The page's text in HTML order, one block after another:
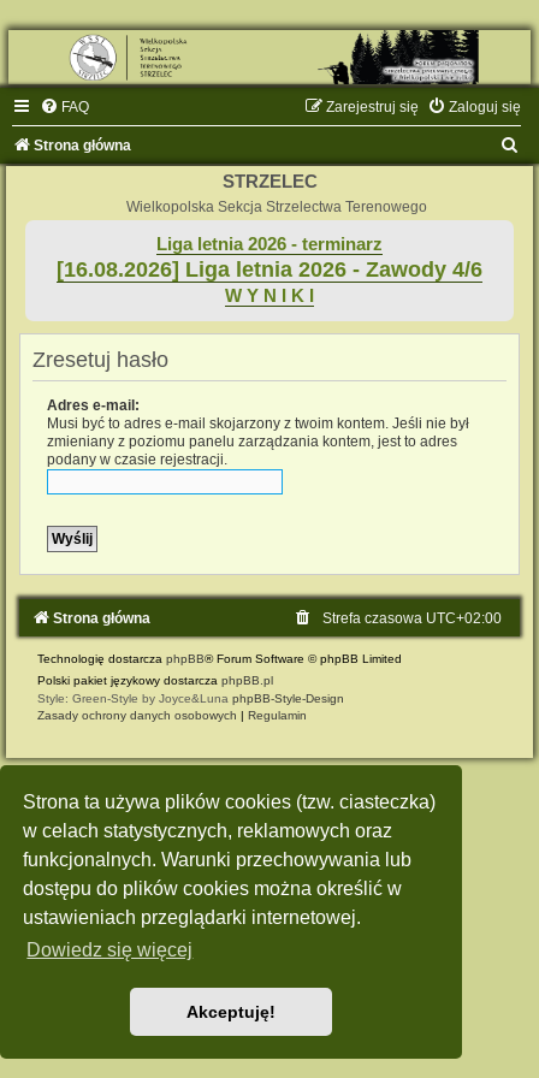
Strona ta używa plików cookies (tzw. ciasteczka)
w celach statystycznych, reklamowych oraz
funkcjonalnych. Warunki przechowywania lub
dostępu do plików cookies można określić w
ustawieniach przeglądarki internetowej.
Dowiedz się więcej
Akceptuję!
FAQ Zaloguj się
Zarejestruj się
Strona główna
STRZELEC
Wielkopolska Sekcja Strzelectwa Terenowego
Liga letnia 2026 - terminarz
[16.08.2026] Liga letnia 2026 - Zawody 4/6
W Y N I K I
Zresetuj hasło
Adres e-mail:
Musi być to adres e-mail skojarzony z twoim kontem. Jeśli nie był
zmieniany z poziomu panelu zarządzania kontem, jest to adres
podany w czasie rejestracji.
Strona główna Strefa czasowa UTC+02:00
Technologię dostarcza phpBB® Forum Software © phpBB Limited
Polski pakiet językowy dostarcza phpBB.pl
Style: Green-Style by Joyce&Luna phpBB-Style-Design
Zasady ochrony danych osobowych | Regulamin